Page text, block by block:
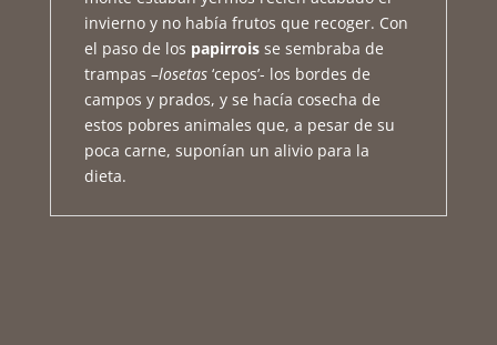
invierno y no había frutos que recoger. Con
el paso de los papirroisse sembraba de
trampas –losetas‘cepos’- los bordes de
campos y prados, y se hacía cosecha de
estos pobres animales que, a pesar de su
poca carne, suponían un alivio para la
dieta.